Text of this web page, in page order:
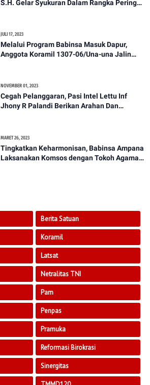
S.H. Gelar Syukuran Dalam Rangka Peringati
JULI 17, 2023
Melalui Program Babinsa Masuk Dapur,
Anggota Koramil 1307-06/Una-una Jalin
NOVEMBER 01, 2023
Cegah Pelanggaran, Pasi Intel Lettu Inf
Jhony R Palandi Berikan Arahan Dan
MARET 26, 2023
Tingkatkan Keharmonisan, Babinsa Ampana
Laksanakan Komsos dengan Tokoh Agama
Berita Satuan
Koramil
Latsat
Netralitas TNI
Pam
Penpas
Pramuka
Reformasi Birokrasi
Sinergitas